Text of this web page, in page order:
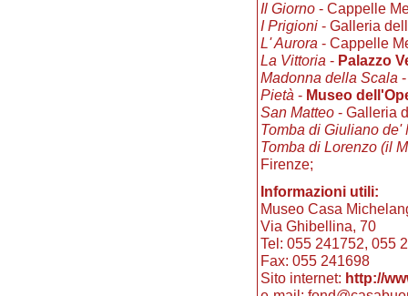
Il Giorno - Cappelle
I Prigioni - Galleria
L' Aurora - Cappelle
La Vittoria - Palazzo
Madonna della Scala
Pietà - Museo
San Matteo - Galleria
Tomba di Giuliano de'
Tomba di Lorenzo (il
Firenze;
Informazioni utili:
Museo Casa
Via Ghibellina, 70
Tel: 055 241752, 055
Fax: 055 241698
Sito internet: http://